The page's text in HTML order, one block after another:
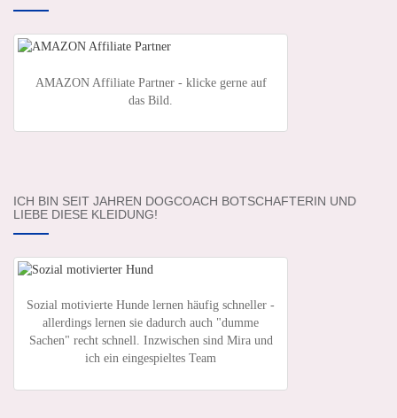
AMAZON Affiliate Partner - klicke gerne auf
das Bild.
ICH BIN SEIT JAHREN DOGCOACH BOTSCHAFTERIN UND
LIEBE DIESE KLEIDUNG!
Sozial motivierte Hunde lernen häufig schneller -
allerdings lernen sie dadurch auch "dumme
Sachen" recht schnell. Inzwischen sind Mira und
ich ein eingespieltes Team